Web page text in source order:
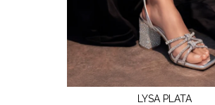
LYSA PLATA